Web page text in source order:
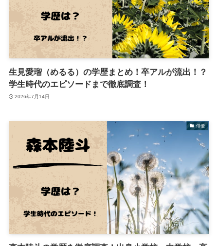
生見愛瑠（めるる）の学歴まとめ！卒アルが流出！？
学生時代のエピソードまで徹底調査！
2026年7月14日
俳優